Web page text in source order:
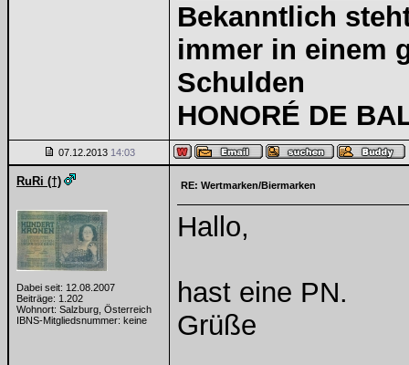
Bekanntlich
immer in einem
Schulden
HONORÉ DE
07.12.2013 14:03
RuRi (†)
Dabei seit: 12.08.2007
Beiträge: 1.202
Wohnort: Salzburg, Österreich
IBNS-Mitgliedsnummer: keine
RE: Wertmarken/Biermarken
Hallo,
hast eine PN.
Grüße